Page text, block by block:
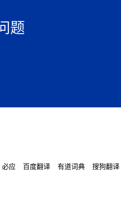
题
必应 百度翻译 有道词典 搜狗翻译